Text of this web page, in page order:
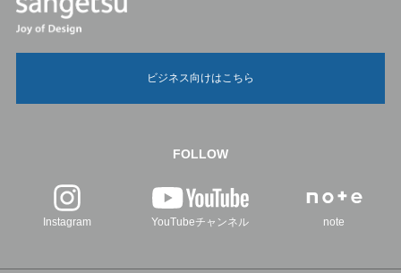
ビジネス向けはこちら
FOLLOW
Instagram YouTubeチャンネル note